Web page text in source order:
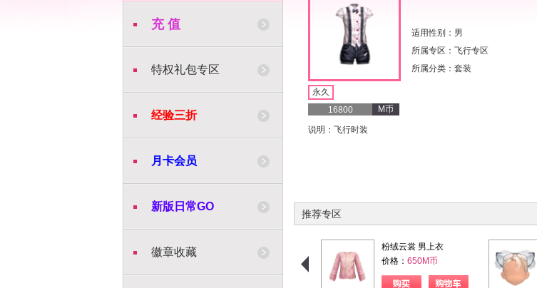
充 值
特权礼包专区
经验三折
月卡会员
新版日常GO
徽章收藏
永久
M币
16800
适用性别：男
所属专区：飞行专区
所属分类：套装
说明：飞行时装
推荐专区
粉绒云裳 男上衣
价格： 650M币
购物车 购物车